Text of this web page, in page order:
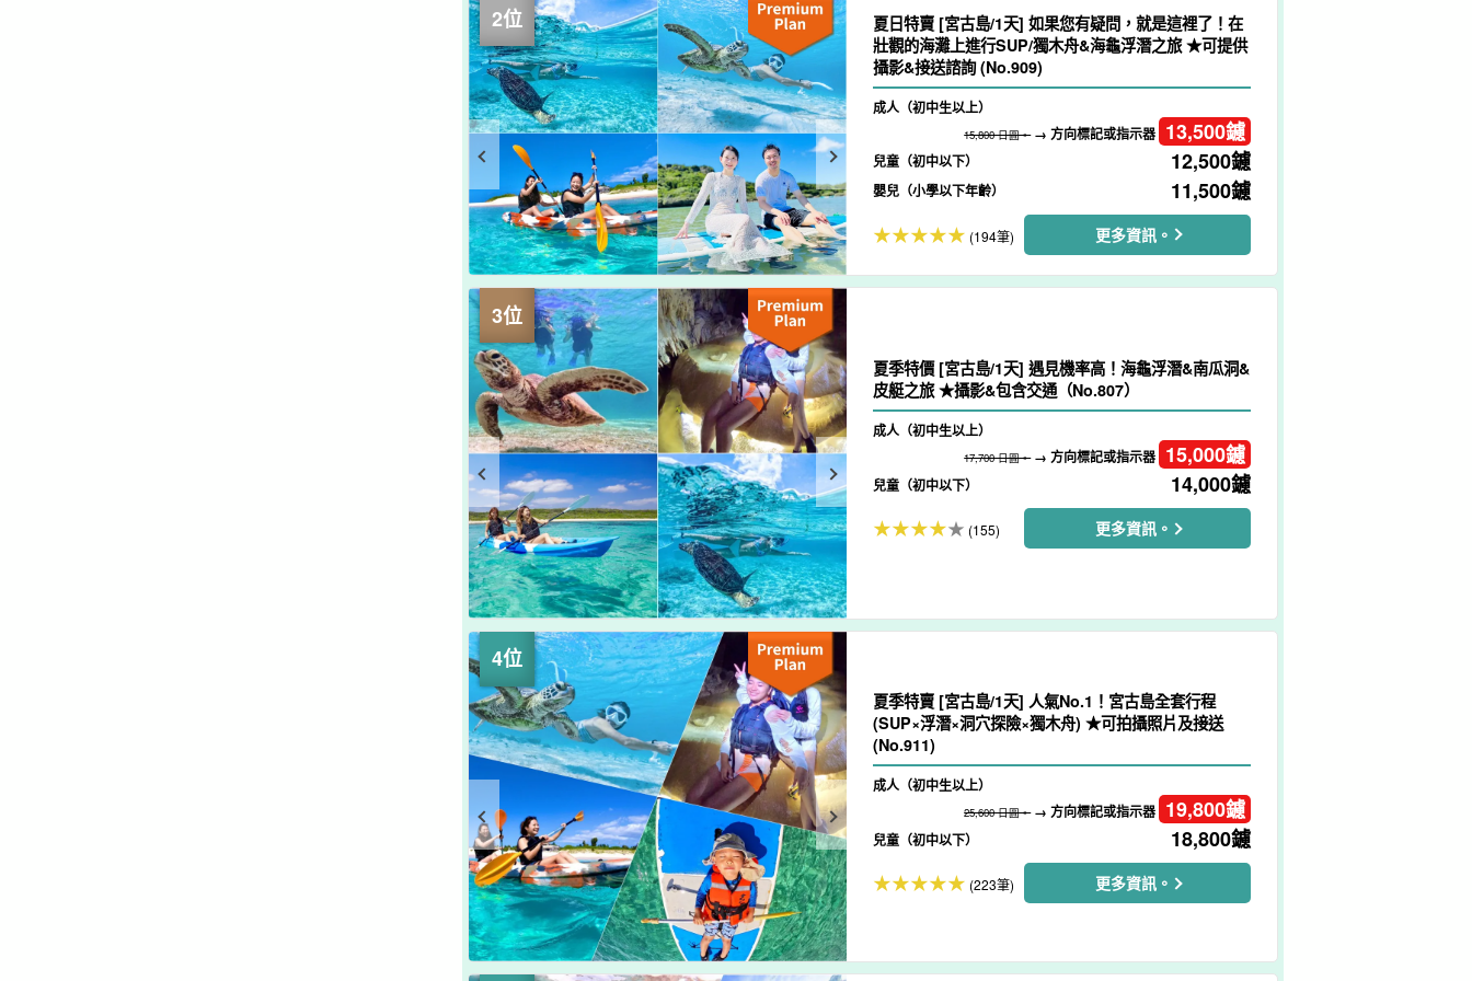
夏日特賣 [宮古島/1天] 如果您有疑問，就是這裡了！在
壯觀的海灘上進行SUP/獨木舟&海龜浮潛之旅 ★可提供
攝影&接送諮詢 (No.909)
成人（初中生以上）
15,800 日圓。→ 方向標記或指示器 13,500鑢
兒童（初中以下） 12,500鑢
嬰兒（小學以下年齡） 11,500鑢
(194筆) 更多資訊。
夏季特價 [宮古島/1天] 遇見機率高！海龜浮潛&南瓜洞&
皮艇之旅 ★攝影&包含交通（No.807）
成人（初中生以上）
17,700 日圓。→ 方向標記或指示器 15,000鑢
兒童（初中以下） 14,000鑢
(155) 更多資訊。
夏季特賣 [宮古島/1天] 人氣No.1！宮古島全套行程
(SUP×浮潛×洞穴探險×獨木舟) ★可拍攝照片及接送
(No.911)
成人（初中生以上）
25,600 日圓。→ 方向標記或指示器 19,800鑢
兒童（初中以下） 18,800鑢
(223筆) 更多資訊。